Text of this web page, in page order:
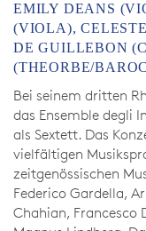
EMILY DEANS
(VIOLA),
DE GUILLEBON
(THEORBE/
Bei seinem dritten
das Ensemble degli
als Sextett. Das
vielfältigen
zeitgenössischen
Federico Gardella,
Chahian, Francesco